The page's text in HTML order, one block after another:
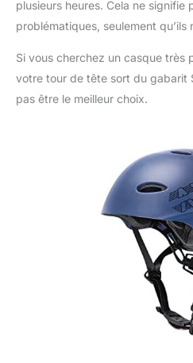
plusieurs heures. Cela ne signifie
problématiques, seulement
Si vous cherchez un casque très
votre tour de tête sort du gabarit
pas être le meilleur choix.